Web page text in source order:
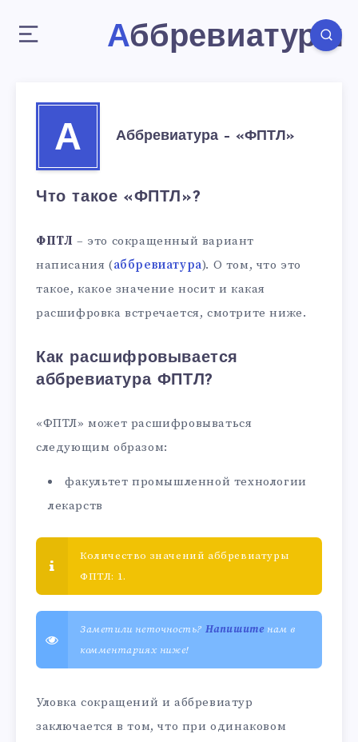
Аббревиатуры
А Аббревиатура – «ФПТЛ»
Что такое «ФПТЛ»?
ФПТЛ – это сокращенный вариант
написания (аббревиатура). О том, что это
такое, какое значение носит и какая
расшифровка встречается, смотрите ниже.
Как расшифровывается
аббревиатура ФПТЛ?
«ФПТЛ» может расшифровываться
следующим образом:
факультет промышленной технологии
лекарств
Количество значений аббревиатуры
ФПТЛ: 1.
Заметили неточность? Напишитенам в
комментариях ниже!
Уловка сокращений и аббревиатур
заключается в том, что при одинаковом